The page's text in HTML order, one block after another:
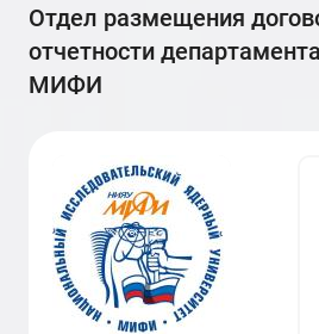
Отдел размещения договоров и
отчетности
МИФИ